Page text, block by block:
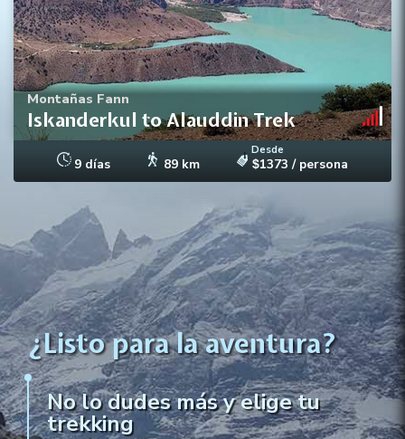
Montañas Fann
Iskanderkul to Alauddin Trek
9 días 89 km
Desde
$1373 / persona
¿Listo para la aventura?
No lo dudes más y elige tu
trekking